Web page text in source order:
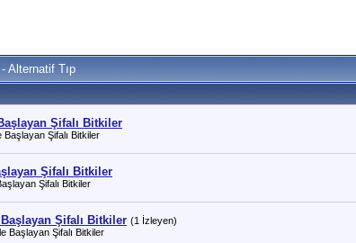
Alternatif Tıp
Şifalı Bitkiler
Şifalı Bitkiler
Şifalı Bitkiler
Şifalı Bitkiler
Başlayan Şifalı Bitkiler (1 İzleyen)
Başlayan Şifalı Bitkiler